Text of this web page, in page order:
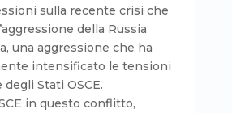
sulla recente crisi che
della Russia
una aggressione che ha
intensificato le tensioni
Stati OSCE.
in questo conflitto,